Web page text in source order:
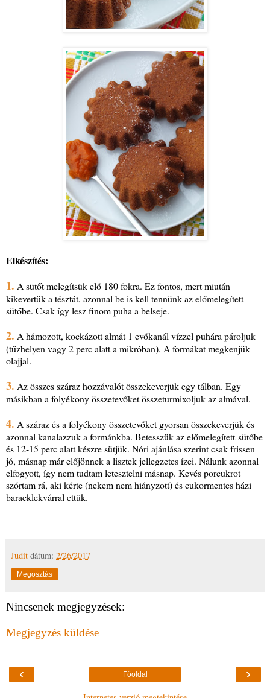
Elkészítés:
1. A sütőt melegítsük elő 180 fokra. Ez fontos, mert miután
kikevertük a tésztát, azonnal be is kell tennünk az előmelegített
sütőbe. Csak így lesz finom puha a belseje.
2. A hámozott, kockázott almát 1 evőkanál vízzel puhára pároljuk
(tűzhelyen vagy 2 perc alatt a mikróban). A formákat megkenjük
olajjal.
3. Az összes száraz hozzávalót összekeverjük egy tálban. Egy
másikban a folyékony összetevőket összeturmixoljuk az almával.
4. A száraz és a folyékony összetevőket gyorsan összekeverjük és
azonnal kanalazzuk a formánkba. Betesszük az előmelegített sütőbe
és 12-15 perc alatt készre sütjük. Nóri ajánlása szerint csak frissen
jó, másnap már előjönnek a lisztek jellegzetes ízei. Nálunk azonnal
elfogyott, így nem tudtam letesztelni másnap. Kevés porcukrot
szórtam rá, aki kérte (nekem nem hiányzott) és cukormentes házi
baracklekvárral ettük.
Judit dátum: 2/26/2017
Megosztás
Nincsenek megjegyzések:
Megjegyzés küldése
‹ ›
Főoldal